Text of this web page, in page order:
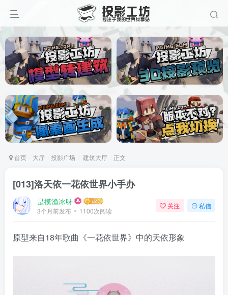
首页 大厅 投影广场 建筑大厅 正文
[013]洛天依一花依世界小手办
是摸渔冰呀
3个月前发布 1100次阅读
关注 私信
原型来自18年歌曲《一花依世界》中的天依形象